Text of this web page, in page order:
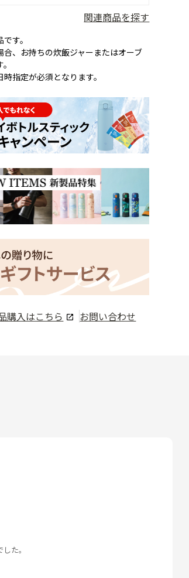
関連商品を探す
す。
、お持ちの炊飯ジャーまたはオーブ
指定が必須となります。
購入はこちら お問い合わせ
た。